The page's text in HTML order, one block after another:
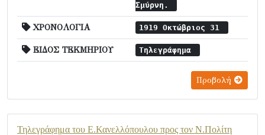
Σμύρνη.
ΧΡΟΝΟΛΟΓΙΑ 1919 Οκτώβριος 31
ΕΙΔΟΣ ΤΕΚΜΗΡΙΟΥ Τηλεγράφημα
Προβολή
Τηλεγράφημα του Ε.Κανελλόπουλου προς τον Ν.Πολίτη